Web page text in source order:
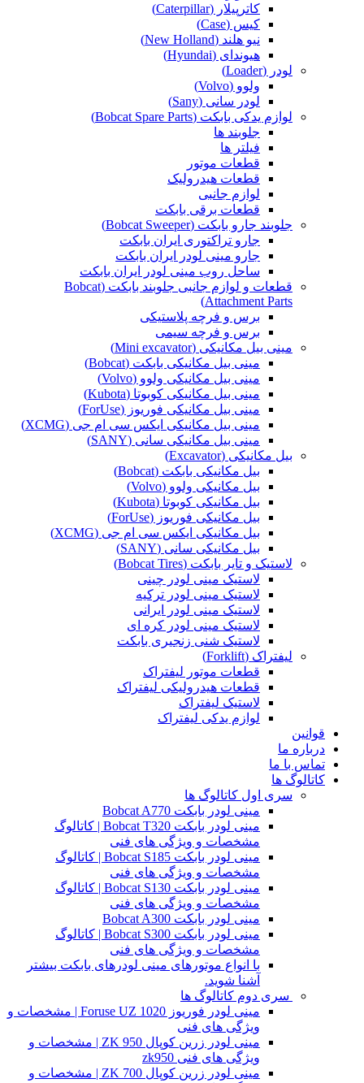
کاترپیلار (Caterpillar)
کیس (Case)
نیو هلند (New Holland)
هیوندای (Hyundai)
لودر (Loader)
ولوو (Volvo)
لودر سانی (Sany)
لوازم یدکی بابکت (Bobcat Spare Parts)
جلوبند ها
فیلتر ها
قطعات موتور
قطعات هیدرولیک
لوازم جانبی
قطعات برقی بابکت
جلوبند جارو بابکت (Bobcat Sweeper)
جارو تراکتوری ایران بابکت
جارو مینی لودر ایران بابکت
ساحل روب مینی لودر ایران بابکت
قطعات و لوازم جانبی جلوبند بابکت (Bobcat
Attachment Parts)
برس و فرچه پلاستیکی
برس و فرچه سیمی
مینی بیل مکانیکی (Mini excavator)
مینی بیل مکانیکی بابکت (Bobcat)
مینی بیل مکانیکی ولوو (Volvo)
مینی بیل مکانیکی کوبوتا (Kubota)
مینی بیل مکانیکی فوریوز (ForUse)
مینی بیل مکانیکی ایکس سی ام جی (XCMG)
مینی بیل مکانیکی سانی (SANY)
بیل مکانیکی (Excavator)
بیل مکانیکی بابکت (Bobcat)
بیل مکانیکی ولوو (Volvo)
بیل مکانیکی کوبوتا (Kubota)
بیل مکانیکی فوریوز (ForUse)
بیل مکانیکی ایکس سی ام جی (XCMG)
بیل مکانیکی سانی (SANY)
لاستیک و تایر بابکت (Bobcat Tires)
لاستیک مینی لودر چینی
لاستیک مینی لودر ترکیه
لاستیک مینی لودر ایرانی
لاستیک مینی لودر کره ای
لاستیک شنی زنجیری بابکت
لیفتراک (Forklift)
قطعات موتور لیفتراک
قطعات هیدرولیکی لیفتراک
لاستیک لیفتراک
لوازم یدکی لیفتراک
قوانین
درباره ما
تماس با ما
کاتالوگ ها
سری اول کاتالوگ ها
مینی لودر بابکت Bobcat A770
مینی لودر بابکت Bobcat T320 | کاتالوگ
مشخصات و ویژگی های فنی
مینی لودر بابکت Bobcat S185 | کاتالوگ
مشخصات و ویژگی های فنی
مینی لودر بابکت Bobcat S130 | کاتالوگ
مشخصات و ویژگی های فنی
مینی لودر بابکت Bobcat A300
مینی لودر بابکت Bobcat S300 | کاتالوگ
مشخصات و ویژگی های فنی
با انواع موتورهای مینی لودرهای بابکت بیشتر
آشنا شوید.
سری دوم کاتالوگ ها
مینی لودر فوریوز Foruse UZ 1020 | مشخصات و
ویژگی های فنی
مینی لودر زرین کوپال ZK 950 | مشخصات و
ویژگی های فنی zk950
مینی لودر زرین کوپال ZK 700 | مشخصات و